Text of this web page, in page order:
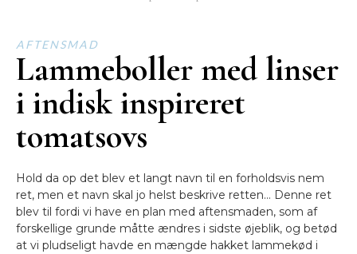
AFTENSMAD
Lammeboller med linser
i indisk inspireret
tomatsovs
Hold da op det blev et langt navn til en forholdsvis nem
ret, men et navn skal jo helst beskrive retten… Denne ret
blev til fordi vi have en plan med aftensmaden, som af
forskellige grunde måtte ændres i sidste øjeblik, og betød
at vi pludseligt havde en mængde hakket lammekød i